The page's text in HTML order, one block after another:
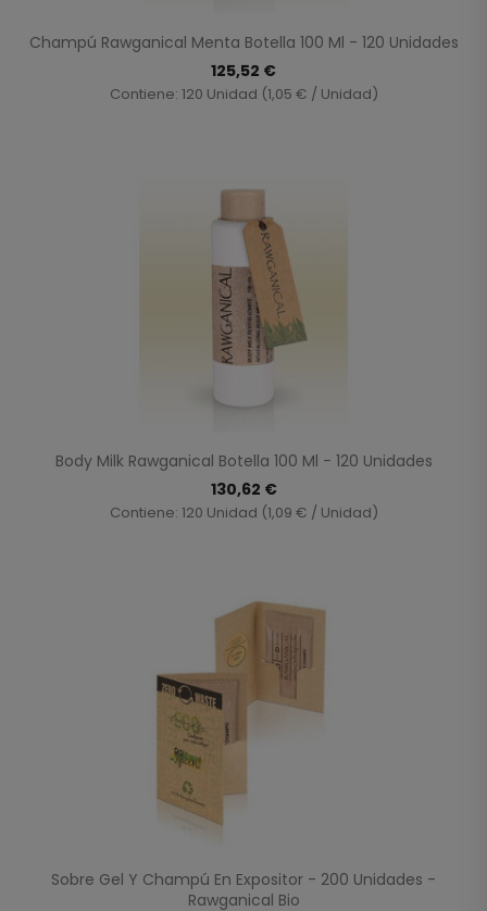
Champú Rawganical Menta Botella 100 Ml - 120 Unidades
125,52 €
Contiene: 120 Unidad (1,05 € / Unidad)
Body Milk Rawganical Botella 100 Ml - 120 Unidades
130,62 €
Contiene: 120 Unidad (1,09 € / Unidad)
Sobre Gel Y Champú En Expositor - 200 Unidades -
Rawganical Bio